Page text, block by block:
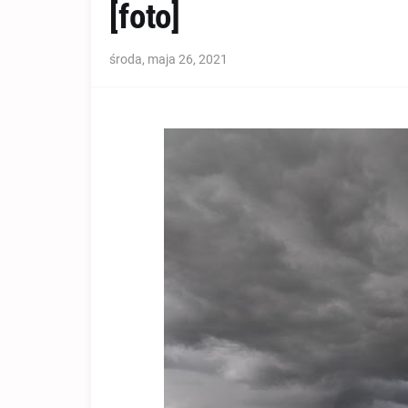
[foto]
środa, maja 26, 2021